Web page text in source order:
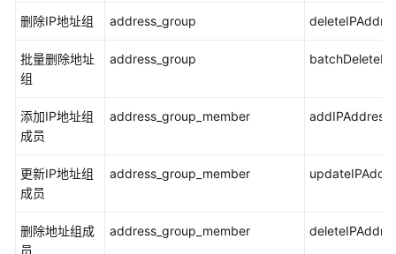
防
控
攻
御
删除IP地址组 address_group
批量删除地址
组
address_group
添加IP地址组
成员
address_group_member
更新IP地址组
成员
address_group_member
删除地址组成
员
address_group_member